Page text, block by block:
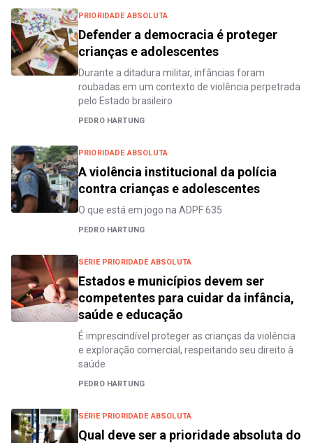
PRIORIDADE ABSOLUTA
Defender a democracia é proteger
crianças e adolescentes
Durante a ditadura militar, infâncias foram
roubadas em um contexto de violência perpetrada
pelo Estado brasileiro
PEDRO HARTUNG
PRIORIDADE ABSOLUTA
A violência institucional da polícia
contra crianças e adolescentes
O que está em jogo na ADPF 635
PEDRO HARTUNG
SÉRIE PRIORIDADE ABSOLUTA
Estados e municípios devem ser
competentes para cuidar da infância,
saúde e educação
É imprescindível proteger as crianças da violência
e exploração comercial, respeitando seu direito à
saúde
PEDRO HARTUNG
SÉRIE PRIORIDADE ABSOLUTA
Qual deve ser a prioridade absoluta do